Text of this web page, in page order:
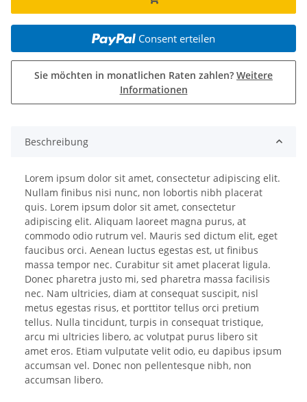
Consent erteilen
Sie möchten in monatlichen Raten zahlen? Weitere
Informationen
Beschreibung
Lorem ipsum dolor sit amet, consectetur adipiscing elit.
Nullam finibus nisi nunc, non lobortis nibh placerat
quis. Lorem ipsum dolor sit amet, consectetur
adipiscing elit. Aliquam laoreet magna purus, at
commodo odio rutrum vel. Mauris sed dictum elit, eget
faucibus orci. Aenean luctus egestas est, ut finibus
massa tempor nec. Curabitur sit amet placerat ligula.
Donec pharetra justo mi, sed pharetra massa facilisis
nec. Nam ultricies, diam at consequat suscipit, nisl
metus egestas risus, et porttitor tellus orci pretium
tellus. Nulla tincidunt, turpis in consequat tristique,
arcu mi ultricies libero, ac volutpat purus libero sit
amet eros. Etiam vulputate velit odio, eu dapibus ipsum
accumsan vel. Donec non pellentesque nibh, non
accumsan libero.